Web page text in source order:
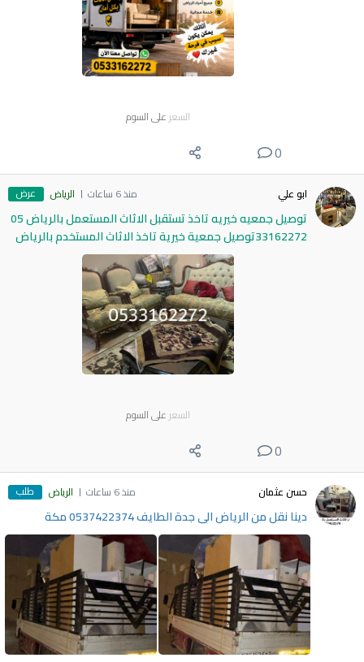
السعر على السوم
0
ابو علي منذ 6 ساعات الرياض عرض
توصيل جمعيه خيريه تاخذ تستقبل الاثاث المستعمل بالرياض 05
33162272توصيل جمعية خيرية تاخذ الاثاث المستخدم بالرياض
السعر على السوم
0
حسن عثمان منذ 6 ساعات الرياض طلب
دينا نقل من الرياض الى جدة الطايف 0537422374 مكة